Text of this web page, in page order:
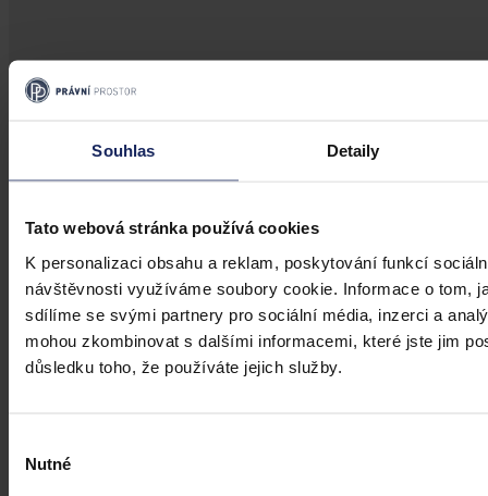
Souhlas Detaily
Tato webová stránka používá cookies
K personalizaci obsahu a reklam, poskytování funkcí
návštěvnosti využíváme soubory cookie. Informace o tom,
sdílíme se svými partnery pro sociální média, inzerci a
mohou zkombinovat s dalšími informacemi, které jste jim
důsledku toho, že používáte jejich služby.
souhlasu
Nutné
Ruský podnik neuspěl s kasační stížností
kvůli zablokování českého účtu
Brno 30. července (ČTK) - Ruský Podnik pro správu majetku
v zahraničí neuspěl s kasační stížností kvůli zablokování českého
bankovního účtu.
ČTK • 31. července 2026, 10:55